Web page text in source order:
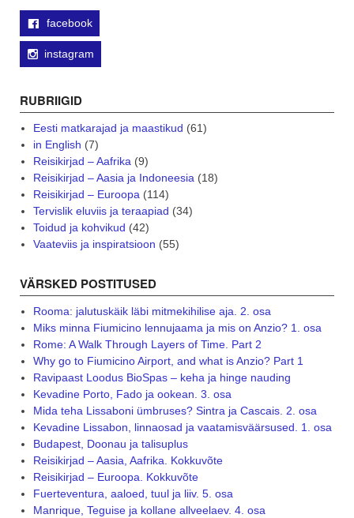
facebook
instagram
RUBRIIGID
Eesti matkarajad ja maastikud (61)
in English (7)
Reisikirjad – Aafrika(9)
Reisikirjad – Aasia ja Indoneesia(18)
Reisikirjad – Euroopa(114)
Tervislik eluviis ja teraapiad (34)
Toidud ja kohvikud (42)
Vaateviis ja inspiratsioon (55)
VÄRSKED POSTITUSED
Rooma: jalutuskäik läbi mitmekihilise aja. 2. osa
Miks minna Fiumicino lennujaama ja mis on Anzio? 1. osa
Rome: A Walk Through Layers of Time. Part 2
Why go to Fiumicino Airport, and what is Anzio? Part 1
Ravipaast Loodus BioSpas – keha ja hinge nauding
Kevadine Porto, Fado ja ookean. 3. osa
Mida teha Lissaboni ümbruses? Sintra ja Cascais. 2. osa
Kevadine Lissabon, linnaosad ja vaatamisväärsused. 1. osa
Budapest, Doonau ja talisuplus
Reisikirjad – Aasia, Aafrika. Kokkuvõte
Reisikirjad – Euroopa. Kokkuvõte
Fuerteventura, aaloed, tuul ja liiv. 5. osa
Manrique, Teguise ja kollane allveelaev. 4. osa